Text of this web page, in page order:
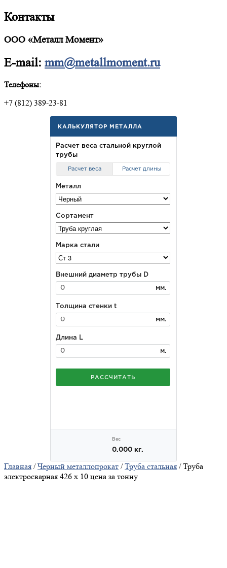
Контакты
ООО «Металл Момент»
E-mail: mm@metallmoment.ru
Телефоны:
+7 (812) 389-23-81
Главная /Черный металлопрокат /Труба стальная / Труба
электросварная 426 х 10 цена за тонну